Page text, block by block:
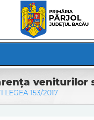
veniturilor
LEGEA 153/2017